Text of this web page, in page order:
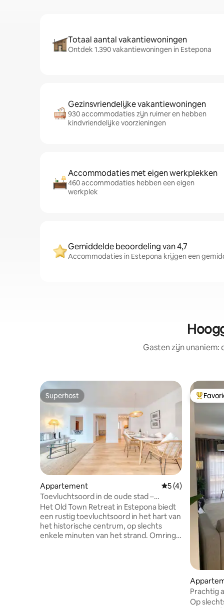
Totaal aantal vakantiewoningen
Ontdek 1.390 vakantiewoningen in Estepona
Gezinsvriendelijke vakantiewoningen
930 accommodaties zijn ruimer en hebben
kindvriendelijke voorzieningen
Accommodaties met eigen werkplekken
460 accommodaties hebben een eigen
werkplek
Gemiddelde beoordeling van 4,7
Accommodaties in Estepona krijgen een
Gasten zijn
Superhost
Superhost
Appartement Gemiddelde
5 (4)
Toevluchtsoord in de oude stad –
prachtig appartement met 1 slaapkamer
Het Old Town Retreat in Estepona biedt
een rustig toevluchtsoord in het hart van
het historische centrum, op slechts
enkele minuten van het strand. Omringd
Prachtig
Estepona
Op